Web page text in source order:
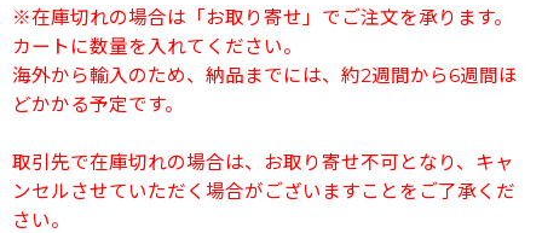
※在庫切れの場合は「お取り寄せ」でご注文を承ります。
カートに数量を入れてください。
海外から輸入のため、納品までには、約2週間から6週間ほ
どかかる予定です。
取引先で在庫切れの場合は、お取り寄せ不可となり、キャ
ンセルさせていただく場合がございますことをご了承くだ
さい。